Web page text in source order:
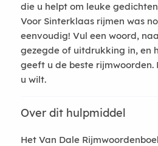
die u helpt om leuke
Voor Sinterklaas rijmen was
eenvoudig! Vul een woord,
gezegde of uitdrukking in, en
geeft u de beste rijmwoorden.
u wilt.
Over dit hulpmiddel
Het Van Dale